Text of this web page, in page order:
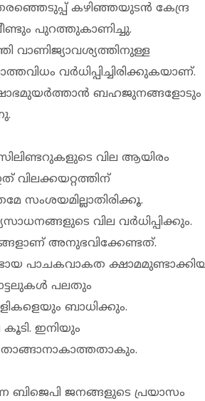
കഴിഞ്ഞയുടന്‍ കേന്ദ്ര
പുറത്തുകാണിച്ചു.
വാണിജ്യാവശ്യത്തിനുള്ള
വര്‍ധിപ്പിച്ചിരിക്കുകയാണ്.
ബഹജുനങ്ങളോടും
വില ആയിരം
വിലക്കയറ്റത്തിന്
സംശയമില്ലാതിരിക്കൂ.
വില വര്‍ധിപ്പിക്കും.
അനുഭവിക്കേണ്ടത്.
പാചകവാകത
പലതും
ബാധിക്കും.
ഇനിയും
താങ്ങാനാകാത്തതാകും.
ബിജെപി ജനങ്ങളുടെ പ്രയാസം